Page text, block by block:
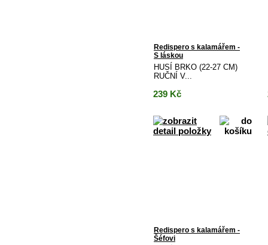
Redispero s kalamářem -
S láskou
HUSÍ BRKO (22-27 CM)
RUČNÍ V...
239 Kč
Redispero s kalamářem -
Šéfovi